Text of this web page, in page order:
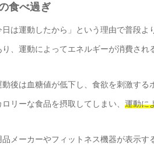
食べ過ぎ
は運動したから」という理由で普段よ
り、運動によってエネルギーが消費さ
後は血糖値が低下し、食欲を刺激す
リーな食品を摂取してしまい、 運動に
品メーカーやフィットネス機器が表示